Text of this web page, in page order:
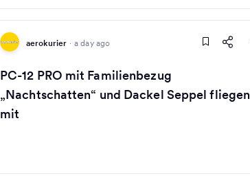
aerokurier · a day ago
PC-12 PRO mit Familienbezug
„Nachtschatten“ und Dackel Seppel fliegen
mit